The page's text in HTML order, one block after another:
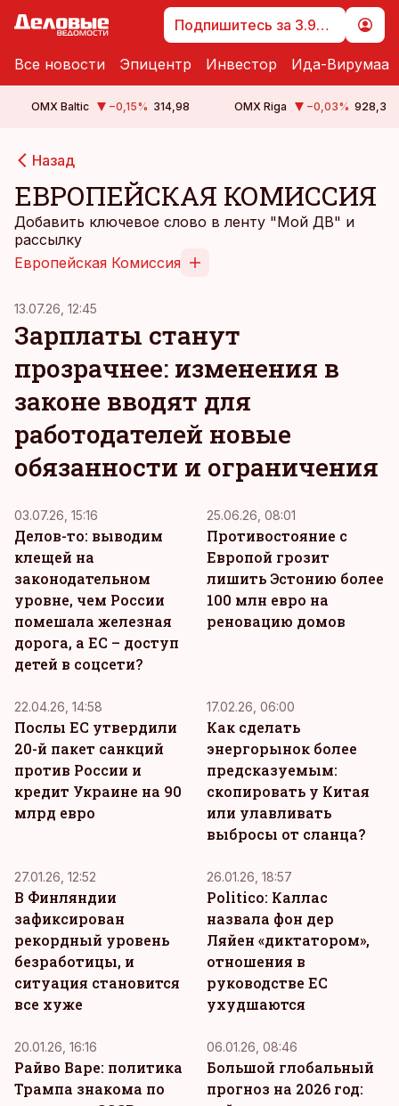
Подпишитесь за 3.99 €
Все новости Эпицентр Инвестор Ида-Вирумаа
OMX Baltic −0,15% 314,98 OMX Riga −0,03% 928,3
Назад
ЕВРОПЕЙСКАЯ КОМИССИЯ
Добавить ключевое слово в ленту "Мой ДВ" и
рассылку
Европейская Комиссия
13.07.26, 12:45
Зарплаты станут
прозрачнее: изменения в
законе вводят для
работодателей новые
обязанности и ограничения
03.07.26, 15:16
Делов-то: выводим
клещей на
законодательном
уровне, чем России
помешала железная
дорога, а ЕС – доступ
детей в соцсети?
25.06.26, 08:01
Противостояние с
Европой грозит
лишить Эстонию более
100 млн евро на
реновацию домов
22.04.26, 14:58
Послы ЕС утвердили
20-й пакет санкций
против России и
кредит Украине на 90
млрд евро
17.02.26, 06:00
Как сделать
энергорынок более
предсказуемым:
скопировать у Китая
или улавливать
выбросы от сланца?
27.01.26, 12:52
В Финляндии
зафиксирован
рекордный уровень
безработицы, и
ситуация становится
все хуже
26.01.26, 18:57
Politico: Каллас
назвала фон дер
Ляйен «диктатором»,
отношения в
руководстве ЕС
ухудшаются
20.01.26, 16:16
Райво Варе: политика
Трампа знакома по
06.01.26, 08:46
Большой глобальный
прогноз на 2026 год: